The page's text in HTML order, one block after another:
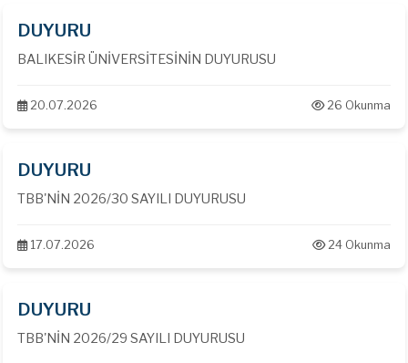
DUYURU
BALIKESİR ÜNİVERSİTESİNİN DUYURUSU
20.07.2026 26 Okunma
DUYURU
TBB'NİN 2026/30 SAYILI DUYURUSU
17.07.2026 24 Okunma
DUYURU
TBB'NİN 2026/29 SAYILI DUYURUSU